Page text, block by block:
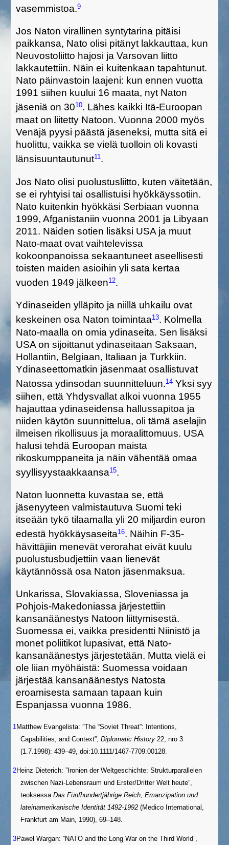
vasemmistoa.9
Jos Naton virallinen syntytarina pitäisi
paikkansa, Nato olisi pitänyt lakkauttaa, kun
Neuvostoliitto hajosi ja Varsovan liitto
lakkautettiin. Näin ei kuitenkaan tapahtunut.
Nato päinvastoin laajeni: kun ennen vuotta
1991 siihen kuului 16 maata, nyt Naton
jäseniä on 3010. Lähes kaikki Itä-Euroopan
maaton liitettyNatoon. Vuonna 2000 myös
Venäjä pyysi päästä jäseneksi, mutta sitä ei
huolittu, vaikka se vielä tuolloin oli kovasti
länsisuuntautunut11.
Jos Nato olisi puolustusliitto, kuten väitetään,
se ei ryhtyisi tai osallistuisi hyökkäyssotiin.
Nato kuitenkin hyökkäsi Serbiaan vuonna
1999, Afganistaniin vuonna 2001 ja Libyaan
2011. Näiden sotien lisäksi USA ja muut
Nato-maat ovat vaihtelevissa
kokoonpanoissa sekaantuneet aseellisesti
toisten maiden asioihin yli sata kertaa
vuoden 1949 jälkeen12.
Ydinaseiden ylläpito ja niillä uhkailu ovat
keskeinen osa Naton toimintaa13. Kolmella
Nato-maalla on omia ydinaseita. Sen lisäksi
USA on sijoittanut ydinaseitaan Saksaan,
Hollantiin, Belgiaan, Italiaan ja Turkkiin.
Ydinaseettomatkin jäsenmaat osallistuvat
Natossa ydinsodan suunnitteluun.14 Yksi syy
siihen, että Yhdysvallat alkoi vuonna 1955
hajauttaa ydinaseidensa hallussapitoa ja
niiden käytön suunnittelua, o li tämä aselajin
ilmeisen rikollisuus ja moraalittomuus. USA
halusi tehdä Euroopan maista
rikoskumppaneita ja näin vähentää omaa
syyllisyystaakkaansa15.
Naton luonnetta kuvastaa se, että
jäsenyyteen valmistautuva Suomi teki
itseään tykö tilaamalla yli 20 miljardin euron
edestähyökkäysaseita16. Näihin F-35-
hävittäjiin menevät verorahat eivät kuulu
puolustusbudjettiin vaan lienevät
käytännössä osa Naton jäsenmaksua.
Unkarissa, Slovakiassa, Sloveniassa ja
Pohjois-Makedoniassa järjestettiin
kansanäänestys Natoon liittymisestä.
Suomessa ei, vaikka presidentti Niinistö ja
monet poliitikot lupasivat, että Nato-
kansanäänestys järjestetään. Mutta vielä ei
ole liian myöhäistä: Suomessa voidaan
järjestää kansanäänestys Natosta
eroamisesta samaan tapaan kuin
Espanjassa vuonna 1986.
1 Matthew Evangelista: ”The “Soviet Threat”: Intentions,
Capabilities, and Context”, Diplomatic History22, nro 3
(1.7.1998): 439–49, doi:10.1111/1467-7709.00128.
2Heinz Dieterich: ”Ironien der Weltgeschichte: Strukturparallelen
zwischen Nazi-Lebensraum und Erster/Dritter Welt heute”,
teoksessa Das Fünfhundertjährige Reich, Emanzipation und
lateinamerikanische Identität 1492-1992(Medico International,
Frankfurt am Main, 1990), 69–148.
3Paweł Wargan: ”NATO and the Long War on the Third World”,